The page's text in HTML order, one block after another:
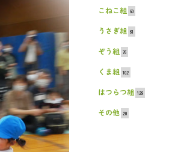
こねこ組 60
うさぎ組 61
ぞう組 76
くま組 102
はつらつ組 129
その他 20